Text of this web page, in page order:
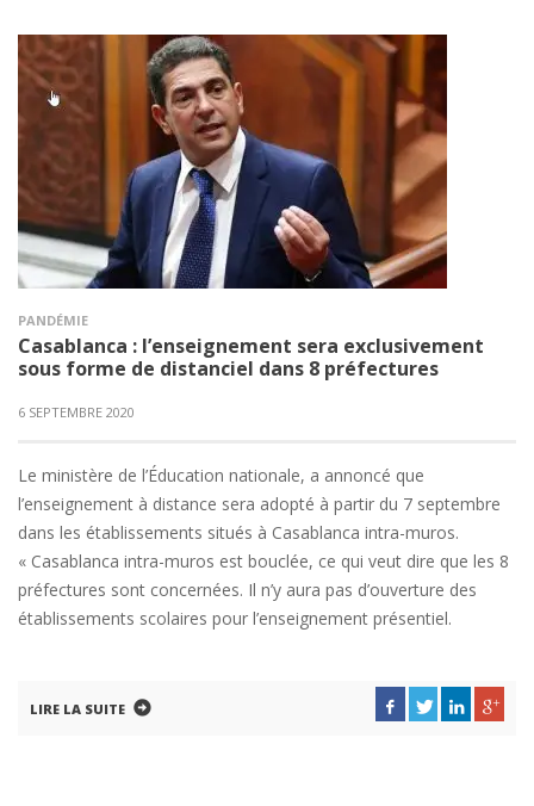
PANDÉMIE
Casablanca : l’enseignement sera exclusivement
sous forme de distanciel dans 8 préfectures
6 SEPTEMBRE 2020
Le ministère de l’Éducation nationale, a annoncé que
l’enseignement à distance sera adopté à partir du 7 septembre
dans les établissements situés à Casablanca intra-muros.
« Casablanca intra-muros est bouclée, ce qui veut dire que les 8
préfectures sont concernées. Il n’y aura pas d’ouverture des
établissements scolaires pour l’enseignement présentiel.
LIRE LA SUITE